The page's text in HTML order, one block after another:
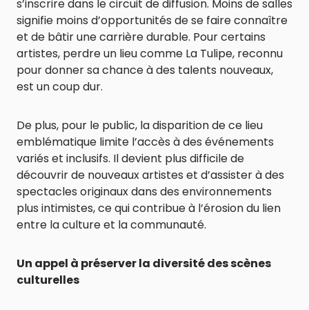
s’inscrire dans le circuit de diffusion. Moins de salles
signifie moins d’opportunités de se faire connaître
et de bâtir une carrière durable. Pour certains
artistes, perdre un lieu comme La Tulipe, reconnu
pour donner sa chance à des talents nouveaux,
est un coup dur.
De plus, pour le public, la disparition de ce lieu
emblématique limite l’accès à des événements
variés et inclusifs. Il devient plus difficile de
découvrir de nouveaux artistes et d’assister à des
spectacles originaux dans des environnements
plus intimistes, ce qui contribue à l’érosion du lien
entre la culture et la communauté.
Un appel à préserver la diversité des scènes
culturelles